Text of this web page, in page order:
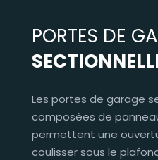
PORTES DE
Les portes de garage
composées de
permettent une
coulisser sous le